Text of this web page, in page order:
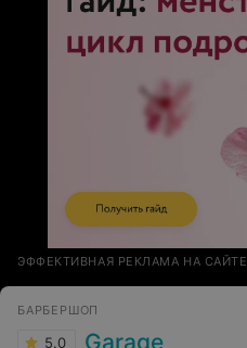
ЭФФЕКТИВНАЯ РЕКЛАМА НА САЙТЕ
БАРБЕРШОП
5.0 Garage